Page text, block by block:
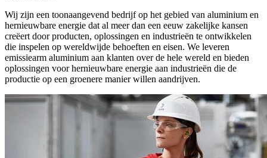
Wij zijn een toonaangevend bedrijf op het gebied van aluminium en
hernieuwbare energie dat al meer dan een eeuw zakelijke kansen
creëert door producten, oplossingen en industrieën te ontwikkelen
die inspelen op wereldwijde behoeften en eisen. We leveren
emissiearm aluminium aan klanten over de hele wereld en bieden
oplossingen voor hernieuwbare energie aan industrieën die de
productie op een groenere manier willen aandrijven.